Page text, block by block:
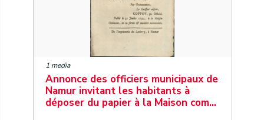
1 media
Annonce des officiers municipaux de
Namur invitant les habitants à
déposer du papier à la Maison com…